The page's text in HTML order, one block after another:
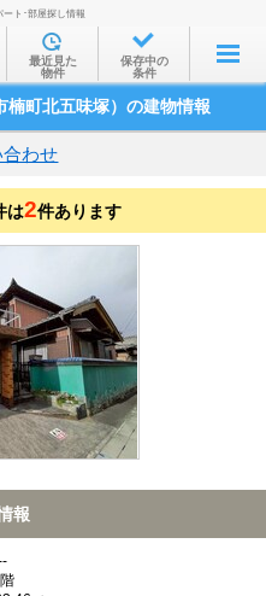
探す
線・駅から
相場から
通学時間から
産会社から
ト･部屋探し情報
最近見た
物件
保存中の
条件
楠町北五味塚）の建物情報
合わせ
は2件あります
報